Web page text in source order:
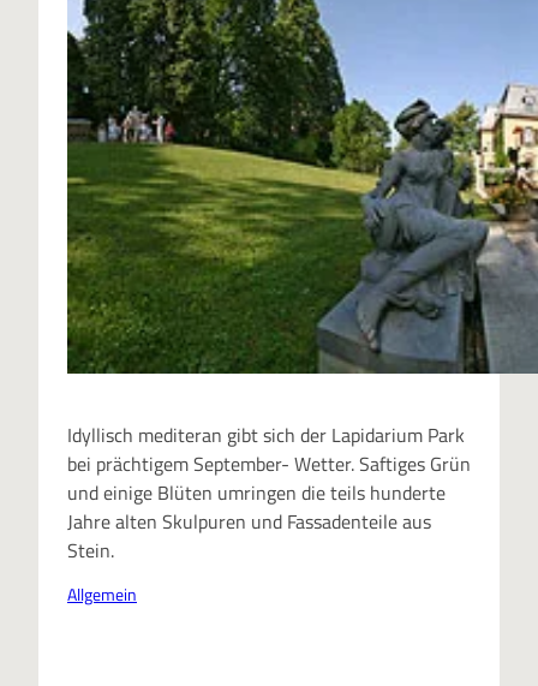
Idyllisch mediteran gibt sich der Lapidarium Park
bei prächtigem September- Wetter. Saftiges Grün
und einige Blüten umringen die teils hunderte
Jahre alten Skulpuren und Fassadenteile aus
Stein.
Allgemein